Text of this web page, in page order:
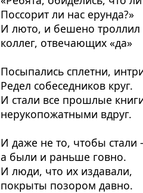
Поссорит ли нас ерунда?»
И люто, и бешено троллил
коллег, отвечающих «да»
Посыпались сплетни,
Редел собеседников круг.
И стали все прошлые
нерукопожатными вдруг.
И даже не то, чтобы
а были и раньше говно.
И люди, что их издавали,
покрыты позором давно.